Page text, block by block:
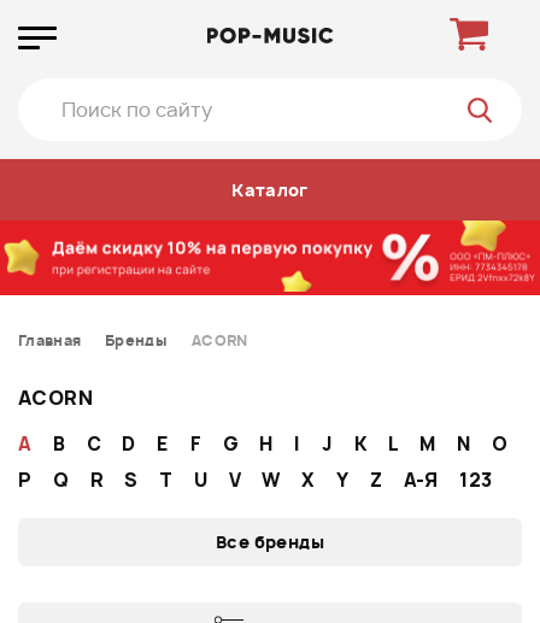
Каталог
Главная Бренды ACORN
ACORN
A B C D E F G H I J K L M N
O
P
Q R S T U V W X Y Z А-Я 123
Все бренды